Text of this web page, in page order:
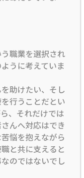
職業を選択され
うに考えていま
助けたい、そし
行うことだとい
、それだけでは
んへ対応はでき
悩を抱えながら
と共に支えると
のではないでし